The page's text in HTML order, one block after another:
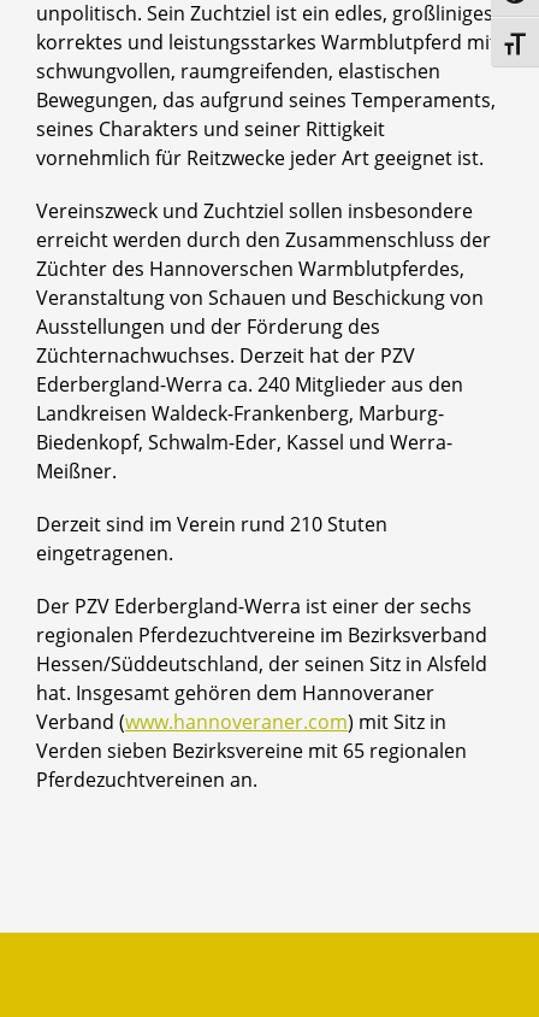
unpolitisch. Sein Zuchtziel ist ein edles, großliniges,
korrektes und leistungsstarkes Warmblutpferd mit
schwungvollen, raumgreifenden, elastischen
Bewegungen, das aufgrund seines Temperaments,
seines Charakters und seiner Rittigkeit
vornehmlich für Reitzwecke jeder Art geeignet ist.
Vereinszweck und Zuchtziel sollen insbesondere
erreicht werden durch den Zusammenschluss der
Züchter des Hannoverschen Warmblutpferdes,
Veranstaltung von Schauen und Beschickung von
Ausstellungen und der Förderung des
Züchternachwuchses. Derzeit hat der PZV
Ederbergland-Werra ca. 240 Mitglieder aus den
Landkreisen Waldeck-Frankenberg, Marburg-
Biedenkopf, Schwalm-Eder, Kassel und Werra-
Meißner.
Derzeit sind im Verein rund 210 Stuten
eingetragenen.
Der PZV Ederbergland-Werra ist einer der sechs
regionalen Pferdezuchtvereine im Bezirksverband
Hessen/Süddeutschland, der seinen Sitz in Alsfeld
hat. Insgesamt gehören dem Hannoveraner
Verband (www.hannoveraner.com) mit Sitz in
Verden sieben Bezirksvereine mit 65 regionalen
Pferdezuchtvereinen an.